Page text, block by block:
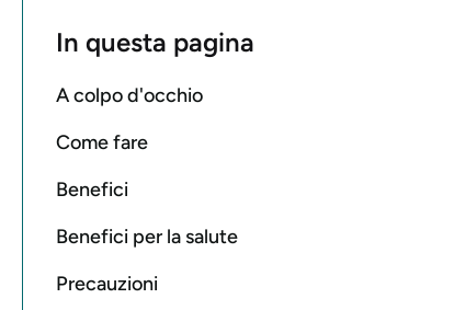
In questa pagina
A colpo d'occhio
Come fare
Benefici
Benefici per la salute
Precauzioni